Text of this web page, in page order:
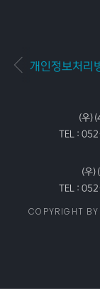
(우
TEL :
(우
TEL :
개인정보처리
COPYRIGHT